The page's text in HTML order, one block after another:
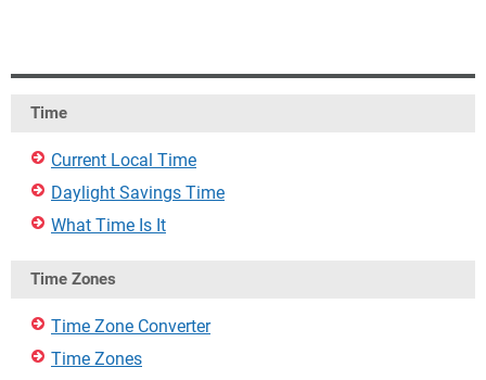
Time
Current Local Time
Daylight Savings Time
What Time Is It
Time Zones
Time Zone Converter
Time Zones